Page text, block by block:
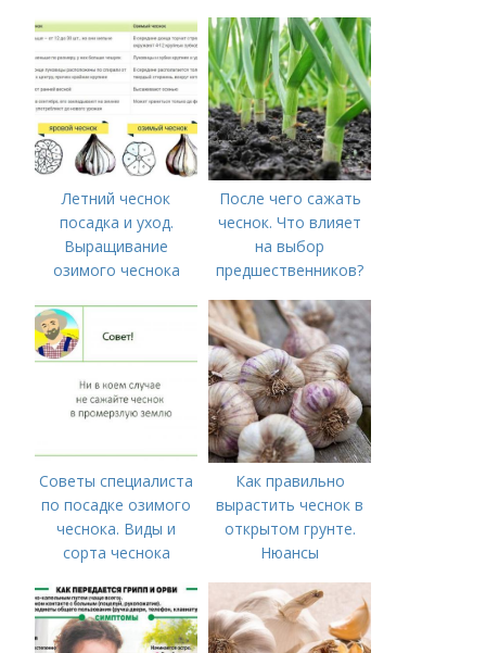
Летний чеснок
посадка и уход.
Выращивание
озимого чеснока
После чего сажать
чеснок. Что влияет
на выбор
предшественников?
Советы специалиста
по посадке озимого
чеснока. Виды и
сорта чеснока
Как правильно
вырастить чеснок в
открытом грунте.
Нюансы
озимого чеснока